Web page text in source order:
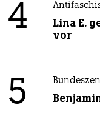
4
Lina E.
vor
5